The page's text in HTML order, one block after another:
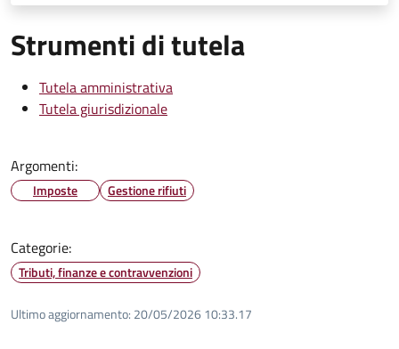
Strumenti di tutela
Tutela amministrativa
Tutela giurisdizionale
Argomenti:
Imposte Gestione rifiuti
Categorie:
Tributi, finanze e contravvenzioni
Ultimo aggiornamento: 20/05/2026 10:33.17